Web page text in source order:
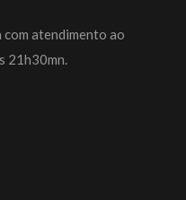
atendimento ao
21h30mn.